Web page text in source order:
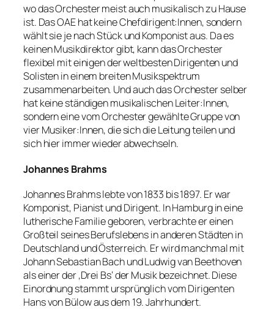
wo das Orchester meist auch musikalisch zu Hause
ist. Das OAE hat keine Chefdirigent:Innen, sondern
wählt sie je nach Stück und Komponist aus. Da es
keinen Musikdirektor gibt, kann das Orchester
flexibel mit einigen der weltbesten Dirigenten und
Solisten in einem breiten Musikspektrum
zusammenarbeiten. Und auch das Orchester selber
hat keine ständigen musikalischen Leiter:Innen,
sondern eine vom Orchester gewählte Gruppe von
vier Musiker:Innen, die sich die Leitung teilen und
sich hier immer wieder abwechseln.
Johannes Brahms
Johannes Brahms lebte von 1833 bis 1897. Er war
Komponist, Pianist und Dirigent. In Hamburg in eine
lutherische Familie geboren, verbrachte er einen
Großteil seines Berufslebens in anderen Städten in
Deutschland und Österreich. Er wird manchmal mit
Johann Sebastian Bach und Ludwig van Beethoven
als einer der ‚Drei Bs‘ der Musik bezeichnet. Diese
Einordnung stammt ursprünglich vom Dirigenten
Hans von Bülow aus dem 19. Jahrhundert.